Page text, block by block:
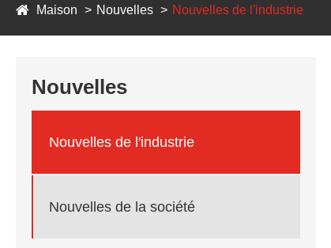
Maison Nouvelles Nouvelles de l'industrie
Nouvelles
Nouvelles de l'industrie
Nouvelles de la société